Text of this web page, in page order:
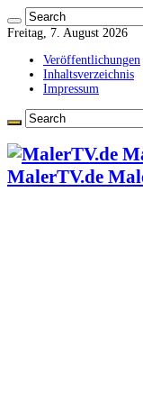
Freitag, 7. August 2026
Veröffentlichungen
Inhaltsverzeichnis
Impressum
MalerTV.de